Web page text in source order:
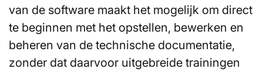
van de software maakt het mogelijk om direct
te beginnen met het opstellen, bewerken en
beheren van de technische documentatie,
zonder dat daarvoor uitgebreide trainingen